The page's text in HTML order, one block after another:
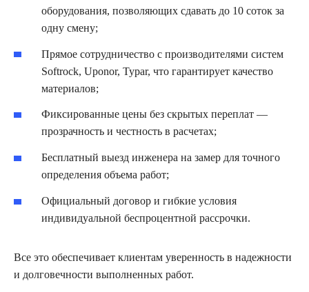
оборудования, позволяющих сдавать до 10 соток за
одну смену;
Прямое сотрудничество с производителями систем
Softrock, Uponor, Typar, что гарантирует качество
материалов;
Фиксированные цены без скрытых переплат —
прозрачность и честность в расчетах;
Бесплатный выезд инженера на замер для точного
определения объема работ;
Официальный договор и гибкие условия
индивидуальной беспроцентной рассрочки.
Все это обеспечивает клиентам уверенность в надежности
и долговечности выполненных работ.